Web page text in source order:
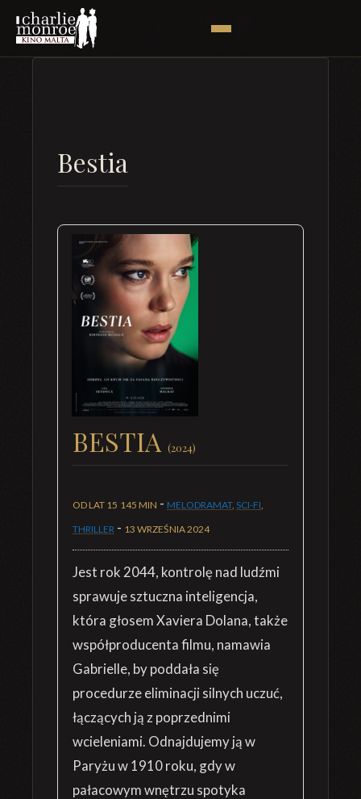
Bestia
BESTIA (2024)
OD LAT 15 145 MIN - MELODRAMAT, SCI-FI,
THRILLER - 13 WRZEŚNIA 2024
Jest rok 2044, kontrolę nad ludźmi
sprawuje sztuczna inteligencja,
która głosem Xaviera Dolana, także
współproducenta filmu, namawia
Gabrielle, by poddała się
procedurze eliminacji silnych uczuć,
łączących ją z poprzednimi
wcieleniami. Odnajdujemy ją w
Paryżu w 1910 roku, gdy w
pałacowym wnętrzu spotyka